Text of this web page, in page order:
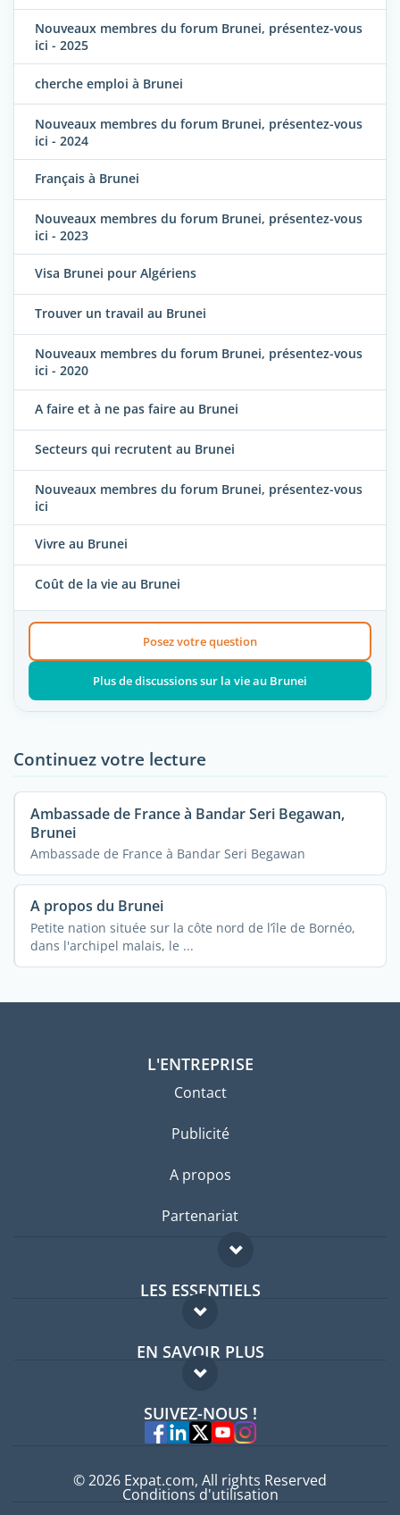
Nouveaux membres du forum Brunei, présentez-vous
ici - 2025
cherche emploi à Brunei
Nouveaux membres du forum Brunei, présentez-vous
ici - 2024
Français à Brunei
Nouveaux membres du forum Brunei, présentez-vous
ici - 2023
Visa Brunei pour Algériens
Trouver un travail au Brunei
Nouveaux membres du forum Brunei, présentez-vous
ici - 2020
A faire et à ne pas faire au Brunei
Secteurs qui recrutent au Brunei
Nouveaux membres du forum Brunei, présentez-vous
ici
Vivre au Brunei
Coût de la vie au Brunei
Posez votre question
Plus de discussions sur la vie au Brunei
Continuez votre lecture
Ambassade de France à Bandar Seri Begawan,
Brunei
Ambassade de France à Bandar Seri Begawan
A propos du Brunei
Petite nation située sur la côte nord de l’île de Bornéo,
dans l'archipel malais, le ...
L'ENTREPRISE
Contact
Publicité
A propos
Partenariat
LES ESSENTIELS
Forum expatriés
Guides pays
EN SAVOIR PLUS
FAQ
Experts
SUIVEZ-NOUS !
© 2026 Expat.com, All rights Reserved
Conditions d'utilisation